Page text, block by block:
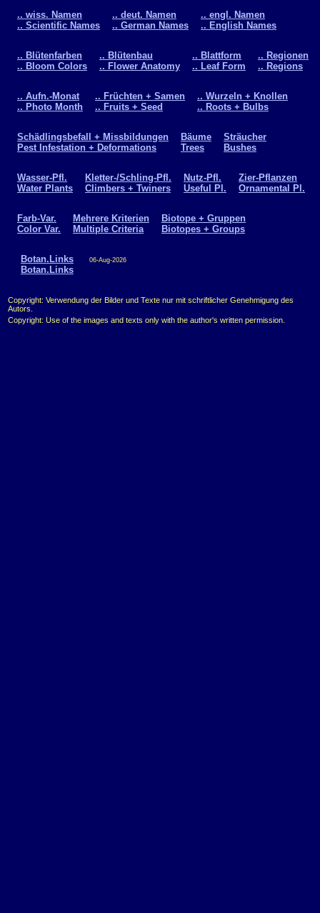
.. wiss. Namen
.. Scientific Names
.. deut. Namen
.. German Names
.. engl. Namen
.. English Names
.. Blütenfarben
.. Bloom Colors
.. Blütenbau
.. Flower Anatomy
.. Blattform
.. Leaf Form
.. Regionen
.. Regions
.. Aufn.-Monat
.. Photo Month
.. Früchten + Samen
.. Fruits + Seed
.. Wurzeln + Knollen
.. Roots + Bulbs
Schädlingsbefall + Missbildungen
Pest Infestation + Deformations
Bäume
Trees
Sträucher
Bushes
Wasser-Pfl.
Water Plants
Kletter-/Schling-Pfl.
Climbers + Twiners
Nutz-Pfl.
Useful Pl.
Zier-Pflanzen
Ornamental Pl.
Farb-Var.
Color Var.
Mehrere Kriterien
Multiple Criteria
Biotope + Gruppen
Biotopes + Groups
Botan.Links
Botan.Links
06-Aug-2026
Copyright: Verwendung der Bilder und Texte nur mit schriftlicher Genehmigung des
Autors.
Copyright: Use of the images and texts only with the author's written permission.